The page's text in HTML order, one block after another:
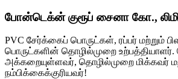
போன்டெக்ன் குரூப் சைனா கோ.,
PVC சேர்க்கைப் பொருட்கள், ரப்பர் மற்றும்
பொருட்களின் தொழில்முறை
அக்கறையுள்ளவர், தொழில்முறை மிக்கவர்
நம்பிக்கைக்குரியவர்!